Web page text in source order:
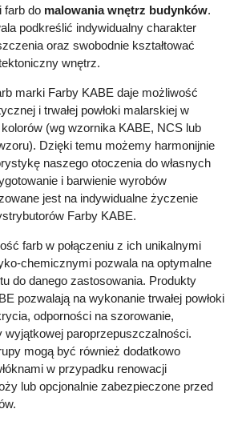
farb do malowania wnętrz budynków.
podkreślić indywidualny charakter
oraz swobodnie kształtować
wnętrz.
marki Farby KABE daje możliwość
i trwałej powłoki malarskiej w
(wg wzornika KABE, NCS lub
Dzięki temu możemy harmonijnie
naszego otoczenia do własnych
i barwienie wyrobów
jest na indywidualne życzenie
Farby KABE.
farb w połączeniu z ich unikalnymi
chemicznymi pozwala na optymalne
do danego zastosowania. Produkty
pozwalają na wykonanie trwałej powłoki
odporności na szorowanie,
wyjątkowej paroprzepuszczalności.
mogą być również dodatkowo
w przypadku renowacji
lub opcjonalnie zabezpieczone przed